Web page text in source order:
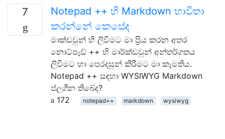
7
Notepad ++ හි Markdown භාවිතා
කරන්නේ කෙසේද
මාක්ඩවුන් හි ලිවීමට මා ප්‍රිය කරන අතර
නොට්පෑඩ් ++ හි මාර්ක්ඩවුන් අන්තර්ගතය
ලිවීමට හා පෙරදසුන් කිරීමට මා කැමතිය.
Notepad ++ සඳහා WYSIWYG Markdown
ප්ලගීන තිබේද?
172
notepad++ markdown wysiwyg